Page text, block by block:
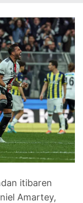
itibaren
Amartey,